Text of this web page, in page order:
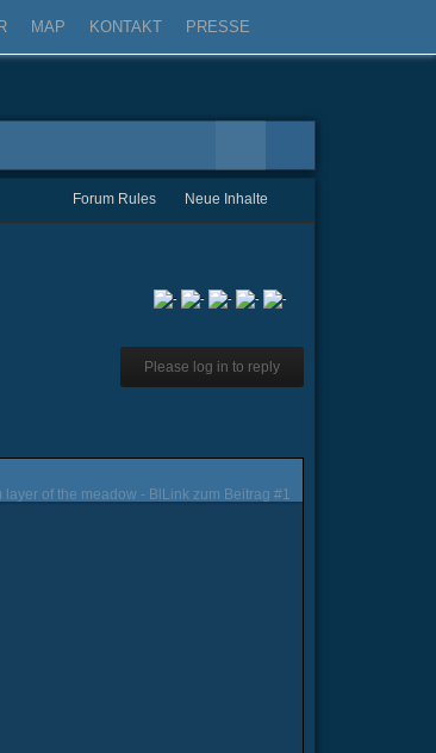
MAP KONTAKT PRESSE
Forum Rules Neue Inhalte
Please log in to reply